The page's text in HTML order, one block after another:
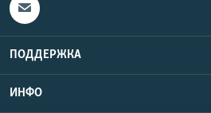
ПОДДЕРЖКА
ИНФО